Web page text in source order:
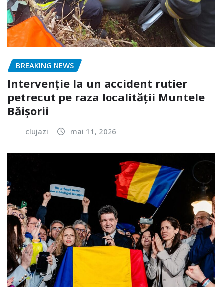
BREAKING NEWS
Intervenție la un accident rutier
petrecut pe raza localității Muntele
Băișorii
clujazi mai 11, 2026